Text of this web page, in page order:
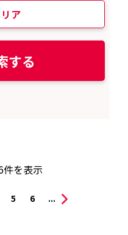
ア
する
件を表示
5 6 ...